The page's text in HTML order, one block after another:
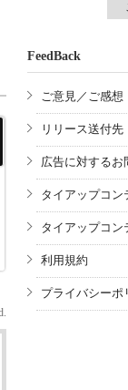
FeedBack
ご意見／ご感想
リリース送付先
広告に対するお
タイアップコン
タイアップコン
利用規約
プライバシーポ